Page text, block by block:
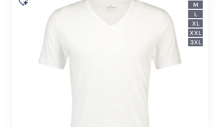
M
L
XL
XXL
3XL